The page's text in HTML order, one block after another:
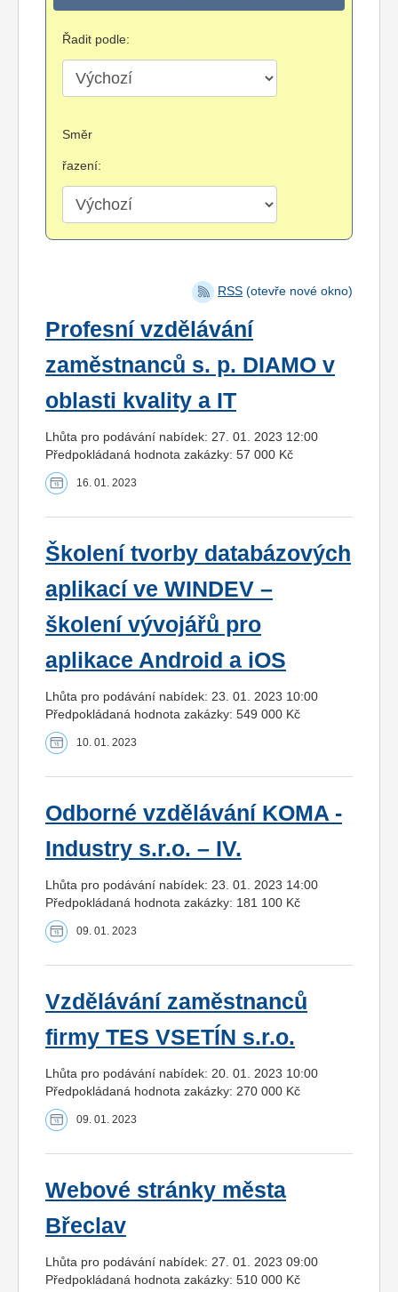
Řadit podle:
Směr
řazení:
RSS (otevře nové okno)
Profesní vzdělávání
zaměstnanců s. p. DIAMO v
oblasti kvality a IT
Lhůta pro podávání nabídek: 27. 01. 2023 12:00
Předpokládaná hodnota zakázky: 57 000 Kč
16. 01. 2023
Školení tvorby databázových
aplikací ve WINDEV –
školení vývojářů pro
aplikace Android a iOS
Lhůta pro podávání nabídek: 23. 01. 2023 10:00
Předpokládaná hodnota zakázky: 549 000 Kč
10. 01. 2023
Odborné vzdělávání KOMA -
Industry s.r.o. – IV.
Lhůta pro podávání nabídek: 23. 01. 2023 14:00
Předpokládaná hodnota zakázky: 181 100 Kč
09. 01. 2023
Vzdělávání zaměstnanců
firmy TES VSETÍN s.r.o.
Lhůta pro podávání nabídek: 20. 01. 2023 10:00
Předpokládaná hodnota zakázky: 270 000 Kč
09. 01. 2023
Webové stránky města
Břeclav
Lhůta pro podávání nabídek: 27. 01. 2023 09:00
Předpokládaná hodnota zakázky: 510 000 Kč